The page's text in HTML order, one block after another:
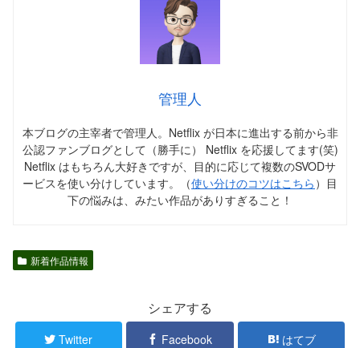
管理人
本ブログの主宰者で管理人。Netflix が日本に進出する前から非
公認ファンブログとして（勝手に） Netflix を応援してます(笑)
Netflix はもちろん大好きですが、目的に応じて複数のSVODサ
ービスを使い分けしています。（使い分けのコツはこちら ）目
下の悩みは、みたい作品がありすぎること！
新着作品情報
シェアする
Twitter Facebook はてブ